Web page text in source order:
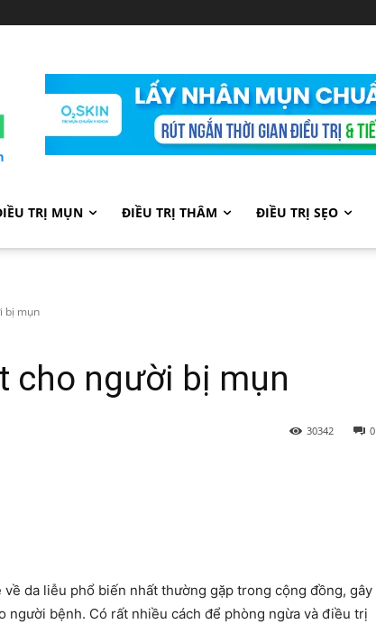
TRỊ MỤN ĐIỀU TRỊ THÂM ĐIỀU TRỊ SẸO
bị mụn
cho người bị mụn
0
30342
da liễu phổ biến nhất thường gặp trong cộng đồng, gây
người bệnh. Có rất nhiều cách để phòng ngừa và điều trị